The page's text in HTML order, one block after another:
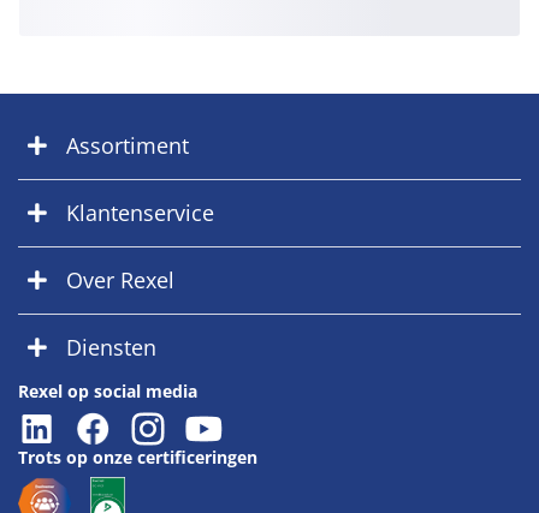
Assortiment
Klantenservice
Over Rexel
Diensten
Rexel op social media
Trots op onze certificeringen